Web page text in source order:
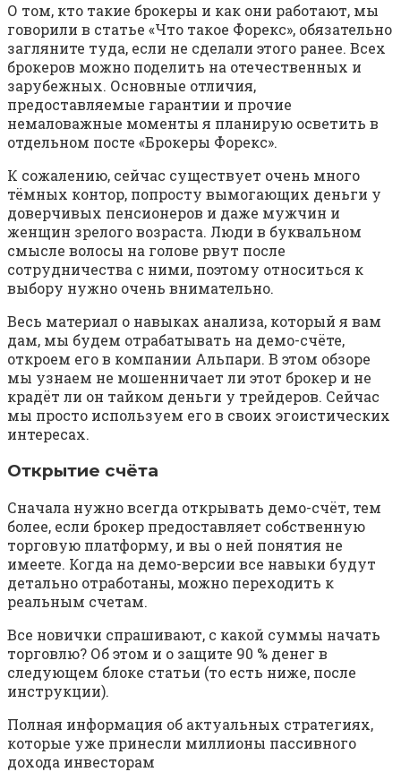
О том, кто такие брокеры и как они работают, мы
говорили в статье «Что такое Форекс», обязательно
загляните туда, если не сделали этого ранее. Всех
брокеров можно поделить на отечественных и
зарубежных. Основные отличия,
предоставляемые гарантии и прочие
немаловажные моменты я планирую осветить в
отдельном посте «Брокеры Форекс».
К сожалению, сейчас существует очень много
тёмных контор, попросту вымогающих деньги у
доверчивых пенсионеров и даже мужчин и
женщин зрелого возраста. Люди в буквальном
смысле волосы на голове рвут после
сотрудничества с ними, поэтому относиться к
выбору нужно очень внимательно.
Весь материал о навыках анализа, который я вам
дам, мы будем отрабатывать на демо-счёте,
откроем его в компании Альпари. В этом обзоре
мы узнаем не мошенничает ли этот брокер и не
крадёт ли он тайком деньги у трейдеров. Сейчас
мы просто используем его в своих эгоистических
интересах.
Открытие счёта
Сначала нужно всегда открывать демо-счёт, тем
более, если брокер предоставляет собственную
торговую платформу, и вы о ней понятия не
имеете. Когда на демо-версии все навыки будут
детально отработаны, можно переходить к
реальным счетам.
Все новички спрашивают, с какой суммы начать
торговлю? Об этом и о защите 90 % денег в
следующем блоке статьи (то есть ниже, после
инструкции).
Полная информация об актуальных стратегиях,
которые уже принесли миллионы пассивного
дохода инвесторам